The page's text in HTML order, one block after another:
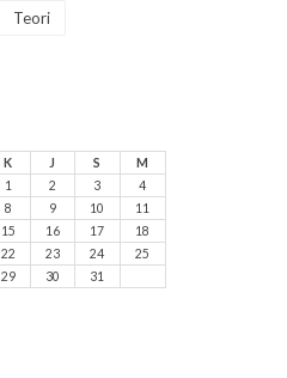
Teori
K J S
M
1
2 3
4
8 9 10
11
15 16 17
18
22 23 24
25
29 30 31